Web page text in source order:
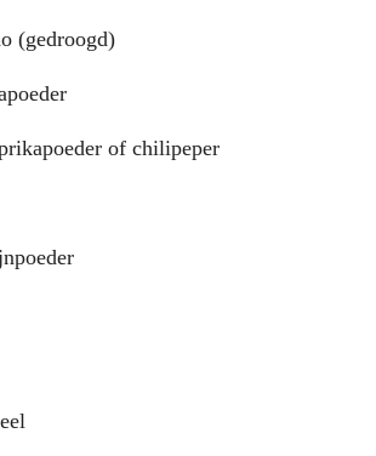
(gedroogd)
of chilipeper